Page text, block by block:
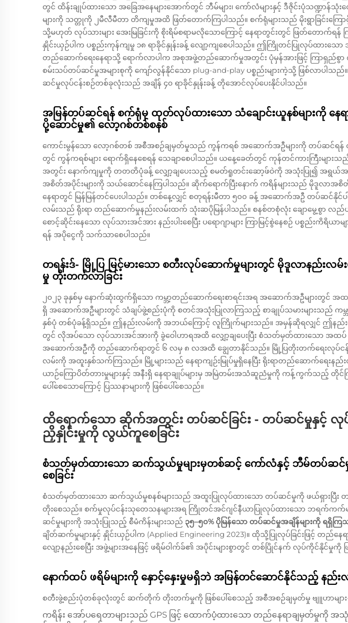
တွင် ထိန်းချုပ်ထားသော အခြေအနေများအောက်တွင် ဘီမ်များ၊ ကော်လံများနှင့် ဒီဇိုင်းပုံသဏ္ဍာန်သုံး
များကို သတ္တုကို ၂မီလီမီတာ တိကျမှုအထိ ဖြတ်တောက်ကြပါသည်။ စက်ရုံများသည် မိုးရွာခြင်းကြေ
သို့မဟုတ် လုပ်သားများ အေးမြခြင်းကို စိုးရိမ်စရာမလိုသောကြောင့် နေရာတွင်းတွင် ဖြတ်တောက်ရန် ကြို
နှိုင်းယှဉ်ပါက ပစ္စည်းကုန်ကျမှု ၁၈ ရာခိုင်နှုန်းခန့် လျော့ကျစေပါသည်။ ဤကြိုတင်ပြုလုပ်ထားသော
တည်ဆောက်ရေးနေရာသို့ ရောက်လာပါက အစုအဖွဲ့တည်ဆောက်မှုအတွင်း ပုံမှန်အားဖြင့် ကြာရှည်စွာ
စမ်းသပ်တပ်ဆင်မှုအများစုကို ကျော်လွန်နိုင်သော plug-and-play ပစ္စည်းများကဲ့သို့ ဖြစ်လာပါသ
ဆင်မှုလုပ်ငန်းစဉ်တစ်ခုလုံးသည် အချိန် ၄၀ ရာခိုင်နှုန်းခန့် တိုအောင်လုပ်ပေးနိုင်ပါသည်။
အမြန်တပ်ဆင်ရန် စက်ရုံမှ ထုတ်လုပ်ထားသော သံချောင်းယူနစ်များကို
ပို့ဆောင်မှု၏ လော့ဂစ်တစ်စနစ်
ကောင်းမွန်သော လော့ဂစ်တစ် အစီအစဉ်ချမှတ်မှုသည် ကွန်ကရစ် အဆောက်အဦများကို တပ်ဆင်ရ
တွင် ကွန်ကရစ်များ ရောက်ရှိနေစေရန် သေချာစေပါသည်။ ယနေ့ခေတ်တွင် ကုန်တင်ကားကြီးများသည်
အတွင်း နောက်ကျမှုကို တတတိပုံခန့် လျှော့ချပေးသည့် စမတ်ရူတင်းဆော့ဖ်ဝဲကို အသုံးပြု၍ အရွယ်အစာ
အစိတ်အပိုင်းများကို သယ်ဆောင်နေကြပါသည်။ ဆိုက်ရောက်ပြီးနောက် ကရိန်များသည် မိုဒူလာအစိတ်
နေရာတွင် မြန်မြန်တင်ပေးပါသည်။ တစ်နေ့လျှင် စတုရန်းမီတာ ၅၀၀ ခန့် အဆောက်အဦ တပ်ဆင်နို
လမ်းသည် ရိုးရာ တည်ဆောက်မှုနည်းလမ်းထက် သုံးဆပိုမြန်ပါသည်။ စနစ်တစုံလုံး ချောမွေ့စွာ လည်
စောင့်ဆိုင်းနေသော လုပ်သားအင်အား နည်းပါးစေပြီး ပရောဂျာများ ကြာမြင့်စွဲနေစဉ် ပစ္စည်းကိရိယာမ
ရန် အပိုငွေကို သက်သာစေပါသည်။
တရန်းဒ်- မြို့ပြ မြင့်မားသော စတီးလုပ်ဆောက်မှုများတွင် မိုဒူလာနည်းလမ်း
မှု တိုးတက်လာခြင်း
၂၀၂၃ ခုနှစ်မှ နောက်ဆုံးထွက်ရှိသော ကမ္ဘာ့တည်ဆောက်ရေးစာရင်းအရ အဆောက်အဦများတွင် အထ
ရှိ အဆောက်အဦများတွင် သံချပ်ဖွဲ့စည်းပုံကို စတင်အသုံးပြုလာကြသည့် စာချုပ်သမားများသည် ကမ္
နှစ်ပုံ တစ်ပုံခန့်ရှိသည်။ ဤနည်းလမ်းကို အဘယ်ကြောင့် လူကြိုက်များသည်။ အမှန်ဆိုရလျှင် ဤန
တွင် လိုအပ်သော လုပ်သားအင်အားကို ခွဲဝေါဟာရအထိ လျှော့ချပေးပြီး စံသတ်မှတ်ထားသော အထပ်
အဆောက်အဦကို တည်ဆောက်ရာတွင် ၆ လမှ ၈ လအထိ ချွေတာနိုင်သည်။ မြို့ပြတိုးတက်ရေးလုပ်ငန်
လမ်းကို အထူးနှစ်သက်ကြသည်။ မြို့များသည် နေရာကျဉ်းမြုပ်မှုရှိနေပြီး ရိုးရာတည်ဆောက်ရေးနည်း
ယာဉ်ကြောပိတ်တားမှုများနှင့် အနီးရှိ နေရာချုပ်များမှ အမြဲတမ်းအသံဆူညံမှုကို ကန့်ကွက်သည့် တိုင်ကြ
ပေါ်စေသောကြောင့် ပြဿနာများကို ဖြစ်ပေါ်စေသည်။
ထိရောက်သော ဆိုက်အတွင်း တပ်ဆင်ခြင်း - တပ်ဆင်မှုနှင့် လု
ညှိနှိုင်းမှုကို လွယ်ကူစေခြင်း
စံသတ်မှတ်ထားသော ဆက်သွယ်မှုများမှတစ်ဆင့် ကော်လံနှင့် ဘီမ်တပ်
စေခြင်း
စံသတ်မှတ်ထားသော ဆက်သွယ်မှုစနစ်များသည် အထူးပြုလုပ်ထားသော တပ်ဆင်မှုကို ဖယ်ရှားပြီး
တိုးစေသည်။ စက်မှုလုပ်ငန်းသုတေသနများအရ ကြိုတင်အင်ဂျင်နီယာပြုလုပ်ထားသော ဘရက်ကက်
ဆင်မှုများကို အသုံးပြုသည့် စီမံကိန်းများသည် ၃၅–၅၀% ပိုမြန်သော တပ်ဆင်မှုအချိန်များကို ရရှိက
ချိတ်ဆက်မှုများနှင့် နှိုင်းယှဉ်ပါက (Applied Engineering 2023)။ ထိုသို့ပြုလုပ်ခြင်းဖြင့် တည်နေရ
လျော့နည်းစေပြီး အဖွဲ့များအနေဖြင့် ဖရိမ်ဝါက်ခ်၏ အပိုင်းများစွာတွင် တစ်ပြိုင်နက် လုပ်ကိုင်နိုင်မှုကို
နောက်ထပ် ဖရိမ်များကို နှောင့်နှေးမှုမရှိဘဲ အမြန်တင်ဆောင်နိုင်သည့် နည်းလ
စတီးဖွဲ့စည်းပုံတစ်ခုလုံးတွင် ဆက်တိုက် တိုးတက်မှုကို ဖြစ်ပေါ်စေသည့် အစီအစဉ်ချမှတ်မှု ဗျူဟာများ
ကရိန်း အော်ပရေတာများသည် GPS ဖြင့် ထောက်ပံ့ထားသော တည်နေရာချမှတ်မှုကို အ